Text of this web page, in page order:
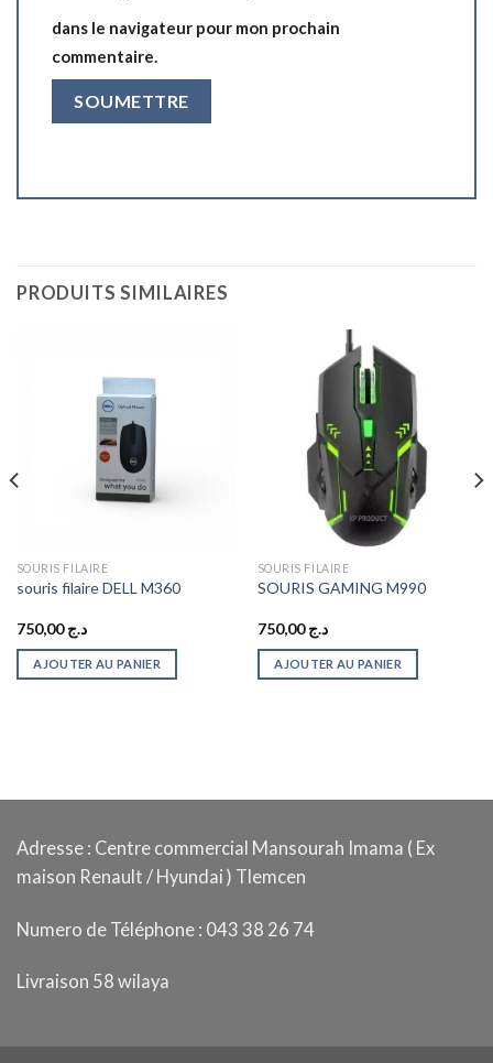
dans le navigateur pour mon prochain
commentaire.
PRODUITS SIMILAIRES
SOURIS FILAIRE
souris filaire DELL M360
د.ج750,00
AJOUTER AU PANIER
SOURIS FILAIRE
SOURIS GAMING M990
د.ج750,00
AJOUTER AU PANIER
Adresse : Centre commercial Mansourah Imama ( Ex
maison Renault / Hyundai ) Tlemcen
Numero de Téléphone : 043 38 26 74
Livraison 58 wilaya